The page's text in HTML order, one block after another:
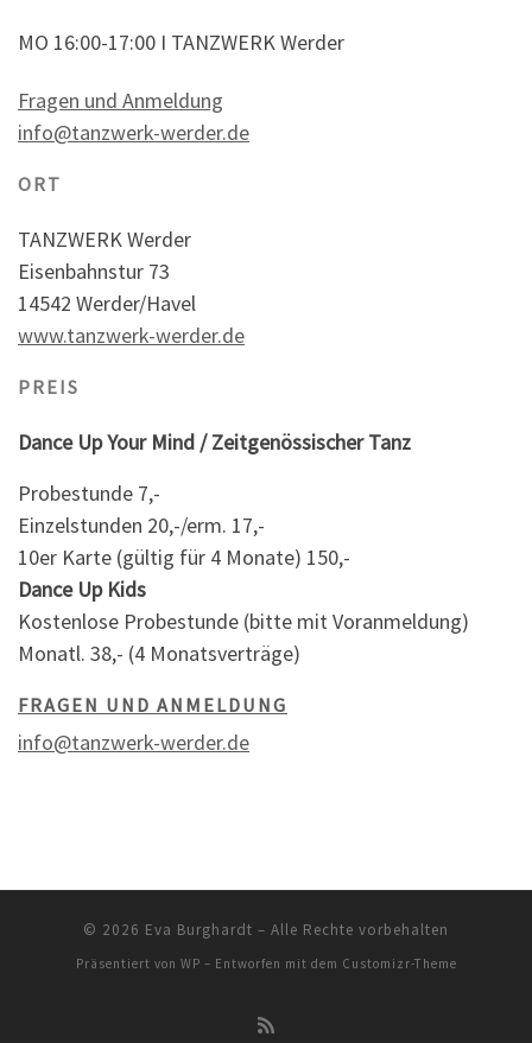
MO 16:00-17:00 I TANZWERK Werder
Fragen und Anmeldung
info@tanzwerk-werder.de
ORT
TANZWERK Werder
Eisenbahnstur 73
14542 Werder/Havel
www.tanzwerk-werder.de
PREIS
Dance Up Your Mind / Zeitgenössischer Tanz
Probestunde 7,-
Einzelstunden 20,-/erm. 17,-
10er Karte (gültig für 4 Monate) 150,-
Dance Up Kids
Kostenlose Probestunde (bitte mit Voranmeldung)
Monatl. 38,- (4 Monatsverträge)
FRAGEN UND ANMELDUNG
info@tanzwerk-werder.de
© 2026 Eva Burghardt – Alle Rechte vorbehalten
Präsentiert von WP – Entworfen mit dem Customizr-Theme